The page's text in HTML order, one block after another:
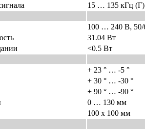
15 … 135 кГц
100 … 240 В, 50/
31.04 Вт
<0.5 Вт
+ 23 ° … -5 °
+ 30 ° … -30 °
+ 90 ° … -90 °
0 … 130 мм
100 x 100 мм